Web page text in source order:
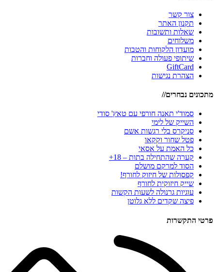
צור קשר
תקנון האתר
שאלות ותשובות
משלוחים
מועדון הלקוחות והטבות
שיתופי פעולה וחברות
GiftCard
הצהרת נגישות
מתכונים נבחרים//
סמוד'י תאנה חורפי עם טאץ' סודי
השייק של לימי
סניקרס בלי רגשות אשם
פטל שחור וקקאו
כל האמת על אסאי
קערה שהתחילה בתות – 18+
הסוד למרקם מושלם
קפסולות של חיזוק לחורף!
שייק חיזוקית לחורף
עוגיות גרנולה לשעות הקשות
פיצה שקדים ללא גלוטן
פרטי התקשרות